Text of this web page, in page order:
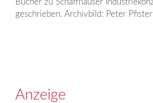
Bücher zu Schaffhauser
geschrieben. Archivbild: Peter Pfister
Anzeige